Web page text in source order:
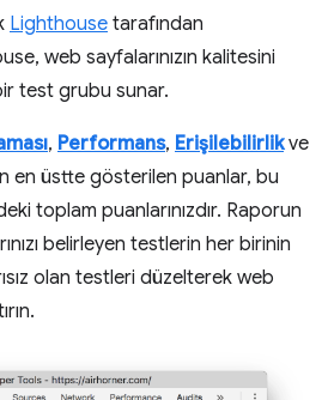
Lighthouse tarafından
web sayfalarınızın kalitesini
test grubu sunar.
, Performans, Erişilebilirlikve
en üstte gösterilen puanlar, bu
toplam puanlarınızdır. Raporun
belirleyen testlerin her birinin
olan testleri düzelterek web